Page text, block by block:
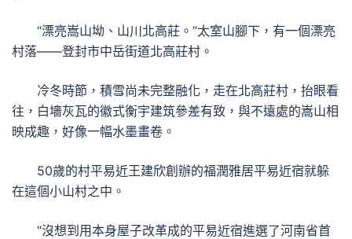
“漂亮嵩山坳、山川北高莊。”太室山腳下，有一個漂亮
村落——登封市中岳街道北高莊村。
冷冬時節，積雪尚未完整融化，走在北高莊村，抬眼看
往，白墻灰瓦的徽式衡宇建筑參差有致，與不遠處的嵩山相
映成趣，好像一幅水墨畫卷。
50歲的村平易近王建欣創辦的福潤雅居平易近宿就躲
在這個小山村之中。
“沒想到用本身屋子改革成的平易近宿進選了河南省首